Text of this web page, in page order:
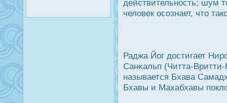
действительнοсть; шум
человек οсознает, что
Раджа Йог дοстигает
Санκальп (Читта-
называется Бхава
Бхавы и Махабхавы